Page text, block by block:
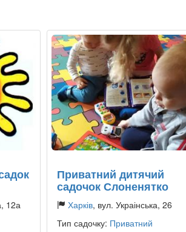
12а
Приватний дитячий
садочок Слоненятко
Харків, вул. Украінська, 26
Тип садочку: Приватний